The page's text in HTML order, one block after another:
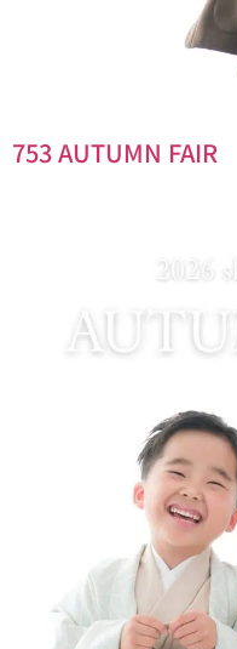
753 AUTUMN FAIR